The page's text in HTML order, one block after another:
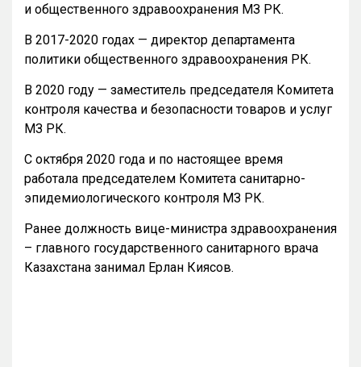
и общественного здравоохранения МЗ РК.
В 2017-2020 годах — директор департамента
политики общественного здравоохранения РК.
В 2020 году — заместитель председателя Комитета
контроля качества и безопасности товаров и услуг
МЗ РК.
С октября 2020 года и по настоящее время
работала председателем Комитета санитарно-
эпидемиологического контроля МЗ РК.
Ранее должность вице-министра здравоохранения
– главного государственного санитарного врача
Казахстана занимал Ерлан Киясов.